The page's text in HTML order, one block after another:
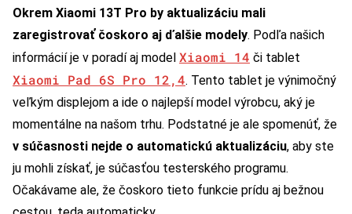
Okrem Xiaomi 13T Pro by aktualizáciu mali
zaregistrovať čoskoro aj ďalšie modely. Podľa našich
informácií je v poradí aj model Xiaomi 14 či tablet
Xiaomi Pad 6S Pro 12,4. Tento tablet je výnimočný
veľkým displejom a ide o najlepší model výrobcu, aký je
momentálne na našom trhu. Podstatné je ale spomenúť, že
v súčasnosti nejde o automatickú aktualizáciu, aby ste
ju mohli získať, je súčasťou testerského programu.
Očakávame ale, že čoskoro tieto funkcie prídu aj bežnou